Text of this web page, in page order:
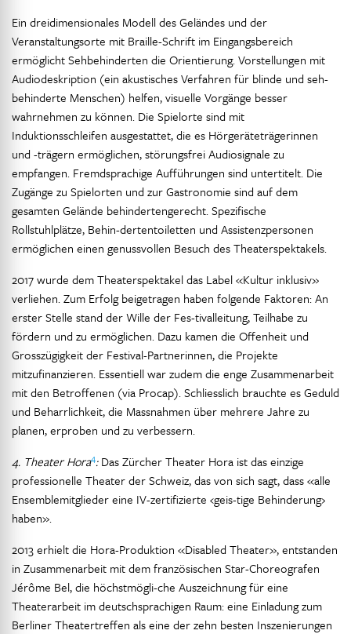
Ein dreidimensionales Modell des Geländes und der
Veranstaltungsorte mit Braille-Schrift im Eingangsbereich
ermöglicht Sehbehinderten die Orientierung. Vorstellungen mit
Audiodeskription (ein akustisches Verfahren für blinde und seh-
behinderte Menschen) helfen, visuelle Vorgänge besser
wahrnehmen zu können. Die Spielorte sind mit
Induktionsschleifen ausgestattet, die es Hörgeräteträgerinnen
und -trägern ermöglichen, störungsfrei Audiosignale zu
empfangen. Fremdsprachige Aufführungen sind untertitelt. Die
Zugänge zu Spielorten und zur Gastronomie sind auf dem
gesamten Gelände behindertengerecht. Spezifische
Rollstuhlplätze, Behin-dertentoiletten und Assistenzpersonen
ermöglichen einen genussvollen Besuch des Theaterspektakels.
2017 wurde dem Theaterspektakel das Label «Kultur inklusiv»
verliehen. Zum Erfolg beigetragen haben folgende Faktoren: An
erster Stelle stand der Wille der Fes-tivalleitung, Teilhabe zu
fördern und zu ermöglichen. Dazu kamen die Offenheit und
Grosszügigkeit der Festival-Partnerinnen, die Projekte
mitzufinanzieren. Essentiell war zudem die enge Zusammenarbeit
mit den Betroffenen (via Procap). Schliesslich brauchte es Geduld
und Beharrlichkeit, die Massnahmen über mehrere Jahre zu
planen, erproben und zu verbessern.
4. Theater Hora4:Das Zürcher Theater Hora ist das einzige
professionelle Theater der Schweiz, das von sich sagt, dass «alle
Ensemblemitglieder eine IV-zertifizierte ‹geis-tige Behinderung›
haben».
2013 erhielt die Hora-Produktion «Disabled Theater», entstanden
in Zusammenarbeit mit dem französischen Star-Choreografen
Jérôme Bel, die höchstmögli-che Auszeichnung für eine
Theaterarbeit im deutschsprachigen Raum: eine Einladung zum
Berliner Theatertreffen als eine der zehn besten Inszenierungen